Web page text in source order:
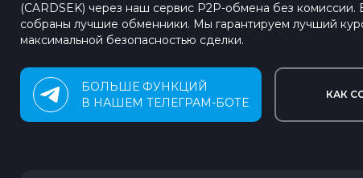
(CARDSEK) через наш сервис P2P-обмена без комиссии.
собраны лучшие обменники. Мы гарантируем лучший
максимальной безопасностью сделки.
БОЛЬШЕ ФУНКЦИЙ
В НАШЕМ ТЕЛЕГРАМ-БОТЕ
КАК